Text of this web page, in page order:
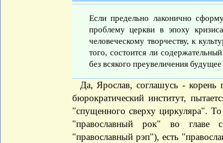
Если предельно лаконично
проблему церкви в эпоху
человеческому творчеству, к
того, состоится ли
без всякого преувеличения
Да, Ярослав, соглашусь - корень
бюрократический институт,
"спущенного сверху циркуляра".
"православный рок" во главе
"православный рэп"), есть